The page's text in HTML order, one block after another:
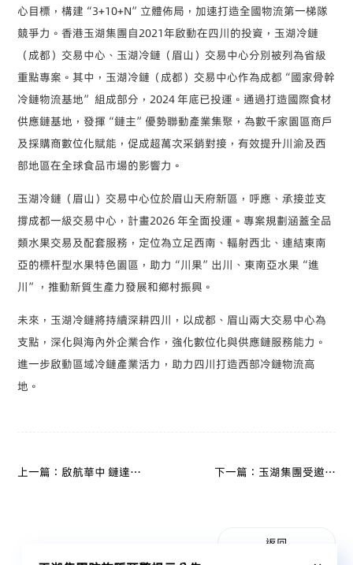
心目標，構建“3+10+N”立體佈局，加速打造全國物流第一梯隊
競爭力。香港玉湖集團自2021年啟動在四川的投資，玉湖冷鏈
（成都）交易中心、玉湖冷鏈（眉山）交易中心分別被列為省級
重點專案。其中，玉湖冷鏈（成都）交易中心作為成都“國家骨幹
冷鏈物流基地” 組成部分，2024 年底已投運。通過打造國際食材
供應鏈基地，發揮“鏈主”優勢聯動產業集聚，為數千家園區商戶
及採購商數位化賦能，促成超萬次采銷對接，有效提升川渝及西
部地區在全球食品市場的影響力。
玉湖冷鏈（眉山）交易中心位於眉山天府新區，呼應、承接並支
撐成都一級交易中心，計畫2026 年全面投運。專案規劃涵蓋全品
類水果交易及配套服務，定位為立足西南、輻射西北、連結東南
亞的標杆型水果特色園區，助力“川果”出川、東南亞水果“進
川”，推動新質生產力發展和鄉村振興。
未來，玉湖冷鏈將持續深耕四川，以成都、眉山兩大交易中心為
支點，深化與海內外企業合作，強化數位化與供應鏈服務能力。
進一步啟動區域冷鏈產業活力，助力四川打造西部冷鏈物流高
地。
上一篇：啟航華中 鏈達全
下一篇：玉湖集團受邀出
返回